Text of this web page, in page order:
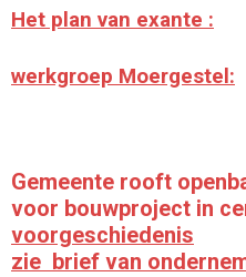
Het plan van exante :
werkgroep Moergestel:
Gemeente rooft
voor bouwproject in
voorgeschiedenis
zie brief van